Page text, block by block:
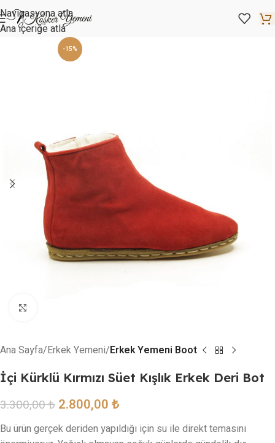
Navigasyona atla
Ana içeriğe atla
-15%
Ana Sayfa Erkek Yemeni Erkek Yemeni Boot
İçi Kürklü Kırmızı Süet Kışlık Erkek Deri Bot
3.300,00₺ 2.800,00₺
Bu ürün gerçek deriden yapıldığı için su ile direkt temasını